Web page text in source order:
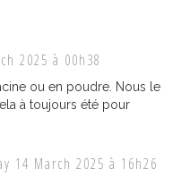
2025 à 00h38
ou en poudre. Nous le
à toujours été pour
14 March 2025 à 16h26